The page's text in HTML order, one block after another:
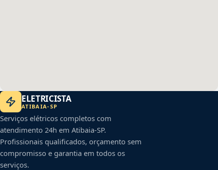
ELETRICISTA
ATIBAIA-SP
Serviços elétricos completos com
atendimento 24h em Atibaia-SP.
Profissionais qualificados, orçamento sem
compromisso e garantia em todos os
serviços.